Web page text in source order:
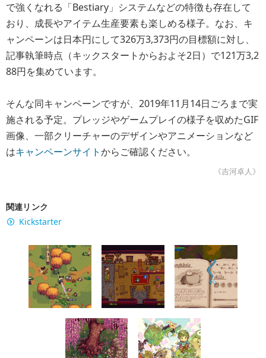
で強くなれる「Bestiary」システムなどの特徴も存在して
おり、成長やアイテム生産要素も楽しめる様子。なお、キ
ャンペーンは日本円にして326万3,373円の目標額に対し、
記事執筆時点（キックスタートからおよそ2日）で121万3,2
88円を集めています。
そんな同キャンペーンですが、2019年11月14日ごろまで実
施される予定。プレッジやゲームプレイの様子を収めたGIF
画像、一部クリーチャーのデザインやアニメーションなど
はキャンペーンサイトからご確認ください。
《吉河卓人》
関連リンク
Kickstarter